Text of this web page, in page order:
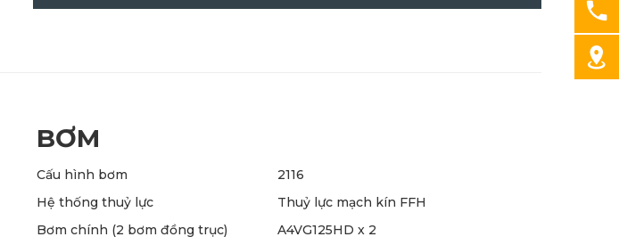
BƠM
Cấu hình bơm
2116
Hệ thống thuỷ lực
Thuỷ lực mạch kín FFH
Bơm chính (2 bơm đồng trục)
A4VG125HD x 2